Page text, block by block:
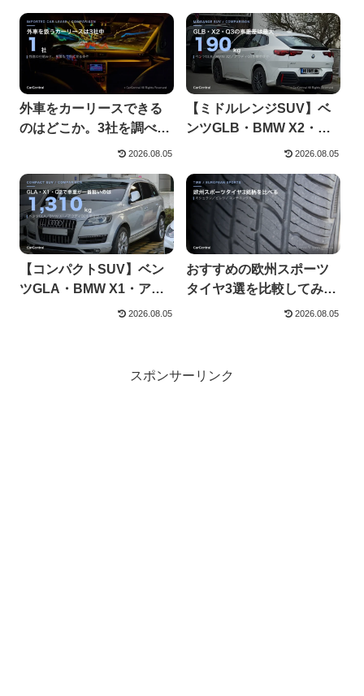
外車をカーリースできる
のはどこか。3社を調べた
2026.08.05
【ミドルレンジSUV】ベ
ンツGLB・BMW X2・ア
2026.08.05
【コンパクトSUV】ベン
ツGLA・BMW X1・アウ
2026.08.05
おすすめの欧州スポーツ
タイヤ3選を比較してみた
（サマータイヤ編）2026.08.05
スポンサーリンク